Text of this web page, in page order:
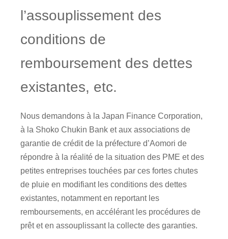
l’assouplissement des
conditions de
remboursement des dettes
existantes, etc.
Nous demandons à la Japan Finance Corporation,
à la Shoko Chukin Bank et aux associations de
garantie de crédit de la préfecture d’Aomori de
répondre à la réalité de la situation des PME et des
petites entreprises touchées par ces fortes chutes
de pluie en modifiant les conditions des dettes
existantes, notamment en reportant les
remboursements, en accélérant les procédures de
prêt et en assouplissant la collecte des garanties.